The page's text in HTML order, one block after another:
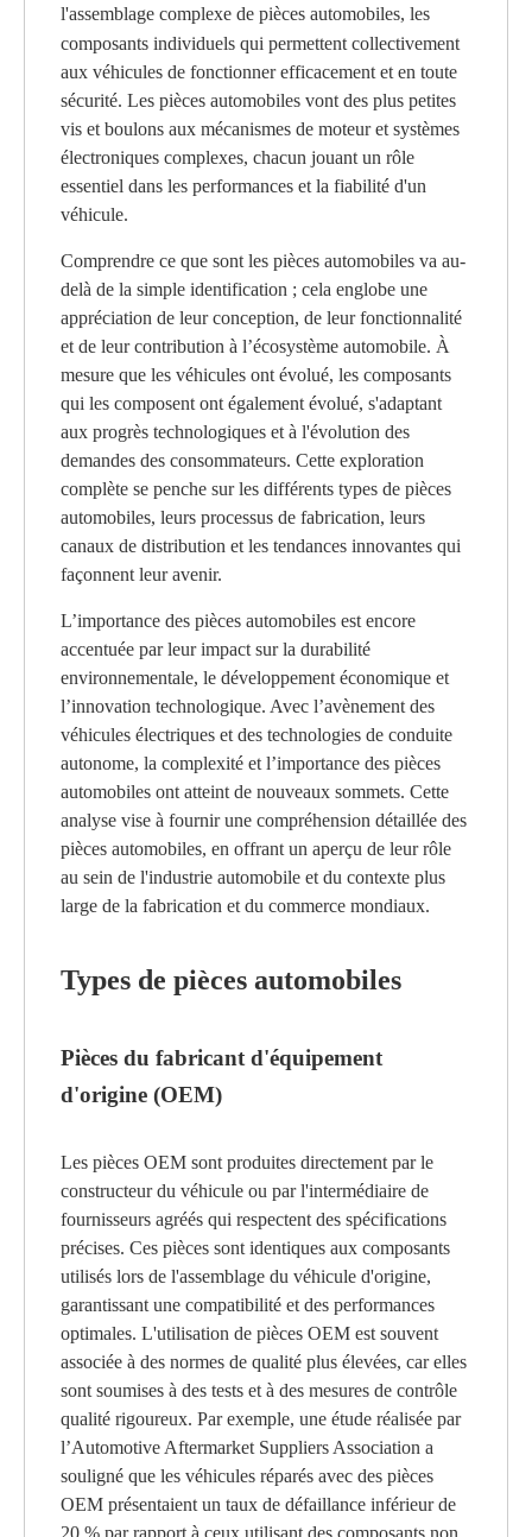
l'assemblage complexe de pièces automobiles, les
composants individuels qui permettent collectivement
aux véhicules de fonctionner efficacement et en toute
sécurité. Les pièces automobiles vont des plus petites
vis et boulons aux mécanismes de moteur et systèmes
électroniques complexes, chacun jouant un rôle
essentiel dans les performances et la fiabilité d'un
véhicule.
Comprendre ce que sont les pièces automobiles va au-
delà de la simple identification ; cela englobe une
appréciation de leur conception, de leur fonctionnalité
et de leur contribution à l’écosystème automobile. À
mesure que les véhicules ont évolué, les composants
qui les composent ont également évolué, s'adaptant
aux progrès technologiques et à l'évolution des
demandes des consommateurs. Cette exploration
complète se penche sur les différents types de pièces
automobiles, leurs processus de fabrication, leurs
canaux de distribution et les tendances innovantes qui
façonnent leur avenir.
L’importance des pièces automobiles est encore
accentuée par leur impact sur la durabilité
environnementale, le développement économique et
l’innovation technologique. Avec l’avènement des
véhicules électriques et des technologies de conduite
autonome, la complexité et l’importance des pièces
automobiles ont atteint de nouveaux sommets. Cette
analyse vise à fournir une compréhension détaillée des
pièces automobiles, en offrant un aperçu de leur rôle
au sein de l'industrie automobile et du contexte plus
large de la fabrication et du commerce mondiaux.
Types de pièces automobiles
Pièces du fabricant d'équipement
d'origine (OEM)
Les pièces OEM sont produites directement par le
constructeur du véhicule ou par l'intermédiaire de
fournisseurs agréés qui respectent des spécifications
précises. Ces pièces sont identiques aux composants
utilisés lors de l'assemblage du véhicule d'origine,
garantissant une compatibilité et des performances
optimales. L'utilisation de pièces OEM est souvent
associée à des normes de qualité plus élevées, car elles
sont soumises à des tests et à des mesures de contrôle
qualité rigoureux. Par exemple, une étude réalisée par
l’Automotive Aftermarket Suppliers Association a
souligné que les véhicules réparés avec des pièces
OEM présentaient un taux de défaillance inférieur de
20 % par rapport à ceux utilisant des composants non